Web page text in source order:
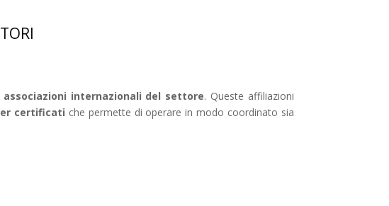
associazioni internazionali del settore. Queste affiliazioni
certificati che permette di operare in modo coordinato sia